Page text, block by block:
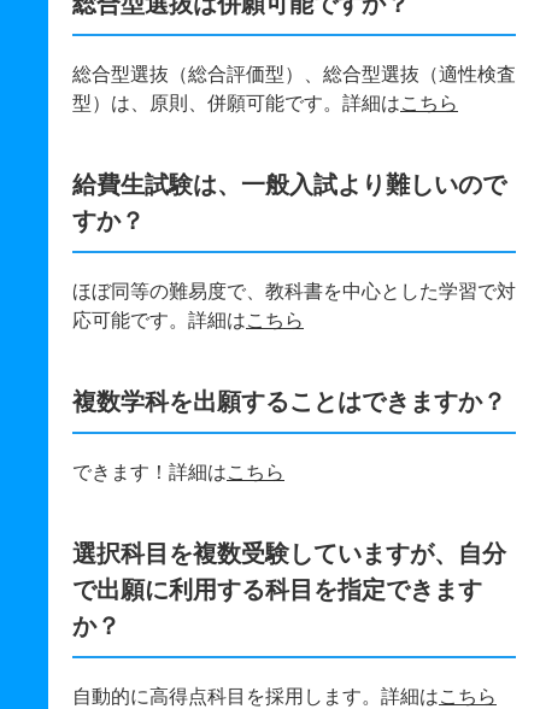
総合型選抜（総合評価型）、総合型選抜（適性検査
型）は、原則、併願可能です。詳細はこちら
給費生試験は、一般入試より難しいので
すか？
ほぼ同等の難易度で、教科書を中心とした学習で対
応可能です。詳細はこちら
複数学科を出願することはできますか？
できます！詳細はこちら
選択科目を複数受験していますが、自分
で出願に利用する科目を指定できます
か？
自動的に高得点科目を採用します。詳細はこちら